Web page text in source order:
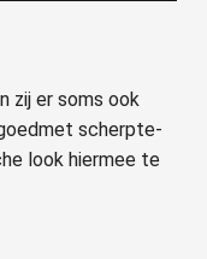
zij er soms ook
scherpte-
look hiermee te